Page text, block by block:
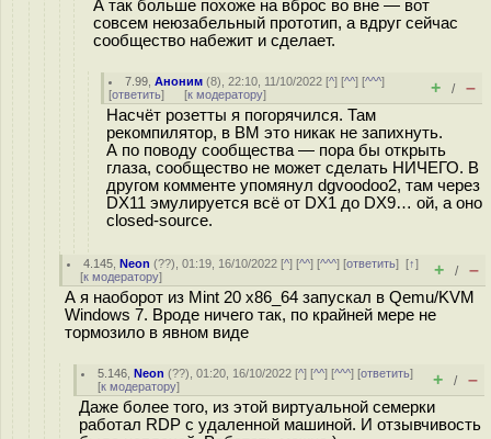
А так больше похоже на вброс во вне — вот
совсем неюзабельный прототип, а вдруг сейчас
сообщество набежит и сделает.
7.99 ,Аноним (8), 22:10, 11/10/2022 [^] [^^] [^^^]
[ответить] [к модератору] + / –
Насчёт розетты я погорячился. Там
рекомпилятор, в ВМ это никак не запихнуть.
А по поводу сообщества — пора бы открыть
глаза, сообщество не может сделать НИЧЕГО. В
другом комменте упомянул dgvoodoo2, там через
DX11 эмулируется всё от DX1 до DX9… ой, а оно
closed-source.
4.145 ,Neon (??), 01:19, 16/10/2022 [^] [^^] [^^^] [ответить][↑]
[к модератору] + / –
А я наоборот из Mint 20 x86_64 запускал в Qemu/KVM
Windows 7. Вроде ничего так, по крайней мере не
тормозило в явном виде
5.146 ,Neon (??), 01:20, 16/10/2022 [^] [^^] [^^^] [ответить]
[к модератору] + / –
Даже более того, из этой виртуальной семерки
работал RDP с удаленной машиной. И отзывчивость